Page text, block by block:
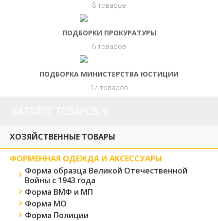
8 товаров
ПОДБОРКИ ПРОКУРАТУРЫ
6 товаров
ПОДБОРКА МИНИСТЕРСТВА ЮСТИЦИИ
17 товаров
ХОЗЯЙСТВЕННЫЕ ТОВАРЫ
ФОРМЕННАЯ ОДЕЖДА И АКСЕССУАРЫ
Форма образца Великой Отечественной
Войны с 1943 года
Форма ВМФ и МП
Форма МО
Форма Полиции